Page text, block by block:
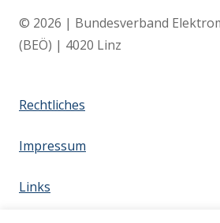
© 2026 | Bundesverband
(BEÖ) | 4020 Linz
Rechtliches
Impressum
Links